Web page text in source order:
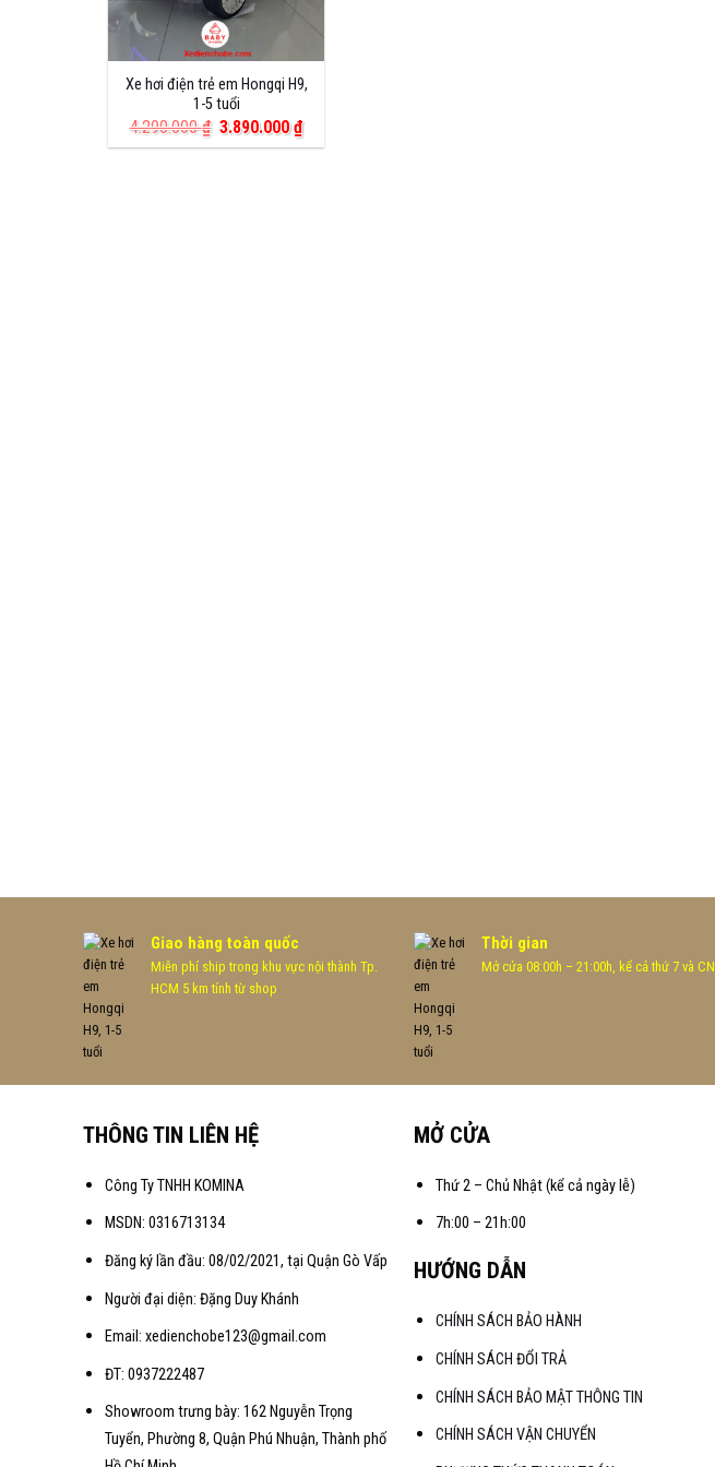
Xe hơi điện trẻ em Hongqi H9,
1-5 tuổi
4.290.000₫ Giá
gốc
3.890.000₫Giá
hiện
Giao hàng toàn quốc
Miễn phí ship trong khu vực nội thành Tp.
HCM 5 km tính từ shop
Thời gian
Mở cửa 08:00h – 21:00h, kể cả thứ 7 và CN
THÔNG TIN LIÊN HỆ
Công Ty TNHH KOMINA
MSDN: 0316713134
Đăng ký lần đầu: 08/02/2021, tại Quận Gò Vấp
Người đại diện: Đặng Duy Khánh
Email: xedienchobe123@gmail.com
ĐT: 0937222487
Showroom trưng bày: 162 Nguyễn Trọng
Tuyển, Phường 8, Quận Phú Nhuận, Thành phố
MỞ CỬA
Thứ 2 – Chủ Nhật (kể cả ngày lễ)
7h:00 – 21h:00
HƯỚNG DẪN
CHÍNH SÁCH BẢO HÀNH
CHÍNH SÁCH ĐỔI TRẢ
CHÍNH SÁCH BẢO MẬT THÔNG TIN
CHÍNH SÁCH VẬN CHUYỂN